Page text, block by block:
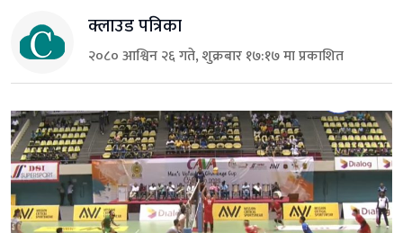
क्लाउड पत्रिका
२०८० आश्विन २६ गते, शुक्रबार १७:१७ मा प्रकाशित